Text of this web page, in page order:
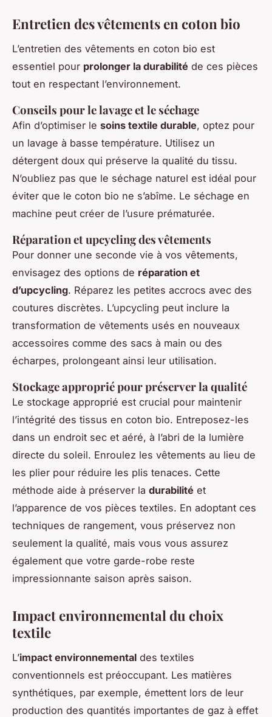
Entretien des vêtements en coton bio
L’entretien des vêtements en coton bio est
essentiel pour prolonger la durabilité de ces pièces
tout en respectant l’environnement.
Conseils pour le lavage et le séchage
Afin d’optimiser le soins textile durable, optez pour
un lavage à basse température. Utilisez un
détergent doux qui préserve la qualité du tissu.
N’oubliez pas que le séchage naturel est idéal pour
éviter que le coton bio ne s’abîme. Le séchage en
machine peut créer de l’usure prématurée.
Réparation et upcycling des vêtements
Pour donner une seconde vie à vos vêtements,
envisagez des options de réparation et
d’upcycling. Réparez les petites accrocs avec des
coutures discrètes. L’upcycling peut inclure la
transformation de vêtements usés en nouveaux
accessoires comme des sacs à main ou des
écharpes, prolongeant ainsi leur utilisation.
Stockage approprié pour préserver la qualité
Le stockage approprié est crucial pour maintenir
l’intégrité des tissus en coton bio. Entreposez-les
dans un endroit sec et aéré, à l’abri de la lumière
directe du soleil. Enroulez les vêtements au lieu de
les plier pour réduire les plis tenaces. Cette
méthode aide à préserver la durabilité et
l’apparence de vos pièces textiles. En adoptant ces
techniques de rangement, vous préservez non
seulement la qualité, mais vous vous assurez
également que votre garde-robe reste
impressionnante saison après saison.
Impact environnemental du choix
textile
L’impact environnemental des textiles
conventionnels est préoccupant. Les matières
synthétiques, par exemple, émettent lors de leur
production des quantités importantes de gaz à effet